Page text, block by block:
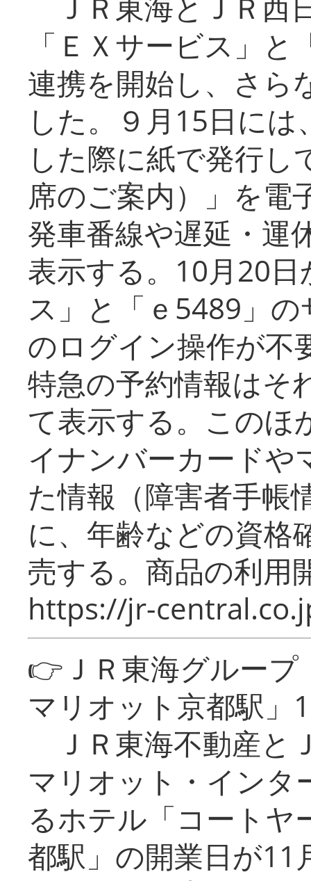
「ＥＸサービス」
連携を開始し、さら
した。９月15日に
した際に紙で発行し
席のご案内）」を電
発車番線や遅延・運
表示する。10月20
ス」と「ｅ5489」
のログイン操作が不
特急の予約情報はそ
て表示する。このほ
イナンバーカードや
た情報（障害者手帳
に、年齢などの資格
売する。商品の利用
https://jr-
👉ＪＲ東海グルー
マリオット京都駅」
ＪＲ東海不動産と
マリオット・インタ
るホテル「コートヤ
都駅」の開業日が11